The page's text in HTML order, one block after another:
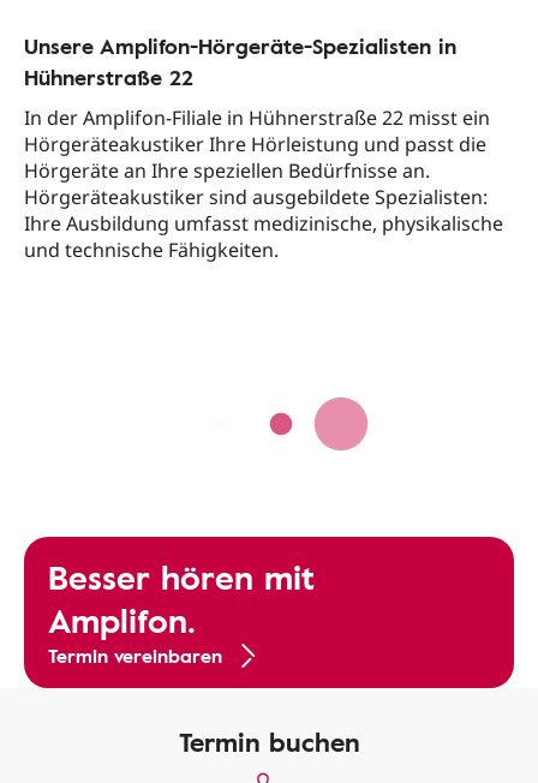
Unsere Amplifon-Hörgeräte-Spezialisten in
Hühnerstraße 22
In der Amplifon-Filiale in Hühnerstraße 22 misst ein
Hörgeräteakustiker Ihre Hörleistung und passt die
Hörgeräte an Ihre speziellen Bedürfnisse an.
Hörgeräteakustiker sind ausgebildete Spezialisten:
Ihre Ausbildung umfasst medizinische, physikalische
und technische Fähigkeiten.
Besser hören mit
Amplifon.
Termin vereinbaren
Termin buchen